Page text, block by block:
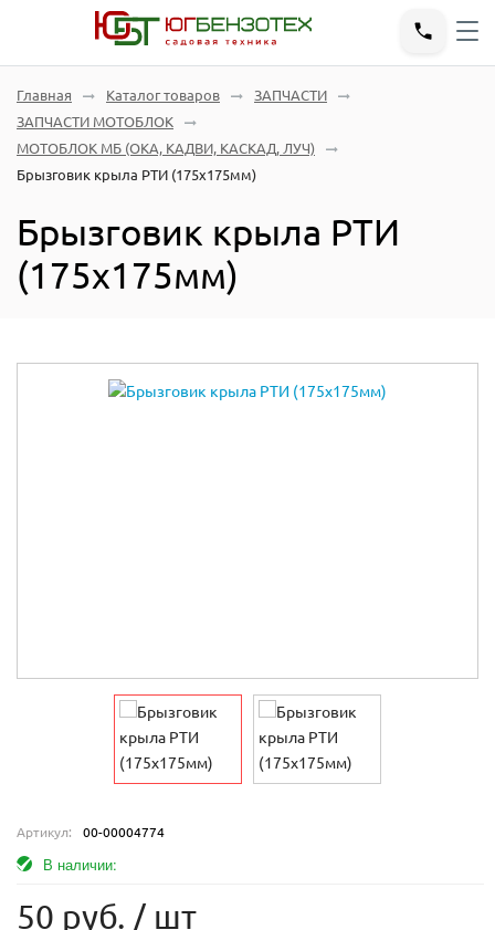
Главная Каталог товаров
ЗАПЧАСТИ
ЗАПЧАСТИ МОТОБЛОК
МОТОБЛОК МБ (ОКА, КАДВИ, КАСКАД, ЛУЧ)
Брызговик крыла РТИ (175х175мм)
Брызговик крыла РТИ
(175х175мм)
Артикул: 00-00004774
В наличии:
50 руб. / шт